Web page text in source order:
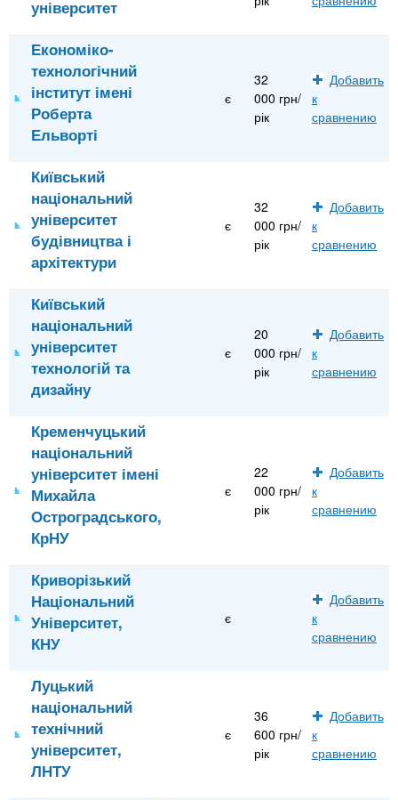
університет
Економіко-
технологічний
інститут імені
Роберта
Ельворті
є
32
000 грн/
рік
Добавить
к
сравнению
Київський
національний
університет
будівництва і
архітектури
є
32
000 грн/
рік
Добавить
к
сравнению
Київський
національний
університет
технологій та
дизайну
є
20
000 грн/
рік
Добавить
к
сравнению
Кременчуцький
національний
університет імені
Михайла
Остроградського,
КрНУ
є
22
000 грн/
рік
Добавить
к
сравнению
Криворізький
Національний
Університет,
КНУ
є
Добавить
к
сравнению
Луцький
національний
технічний
університет,
ЛНТУ
є
36
600 грн/
рік
Добавить
к
сравнению